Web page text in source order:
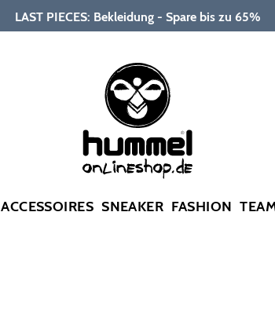
LAST PIECES: Bekleidung - Spare bis zu 65%
ACCESSOIRES SNEAKER FASHION